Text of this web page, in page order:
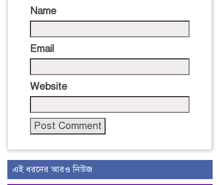
Name
Email
Website
এই ধরনের আরও নিউজ